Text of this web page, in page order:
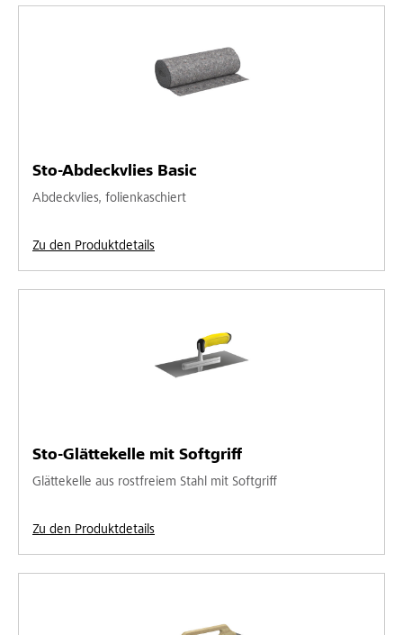
Sto-Abdeckvlies Basic
Abdeckvlies, folienkaschiert
Zu den Produktdetails
Sto-Glättekelle mit Softgriff
Glättekelle aus rostfreiem Stahl mit Softgriff
Zu den Produktdetails